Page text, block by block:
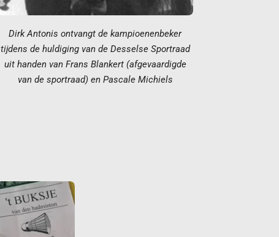
Dirk Antonis ontvangt de kampioenenbeker
tijdens de huldiging van de Desselse Sportraad
uit handen van Frans Blankert (afgevaardigde
van de sportraad) en Pascale Michiels